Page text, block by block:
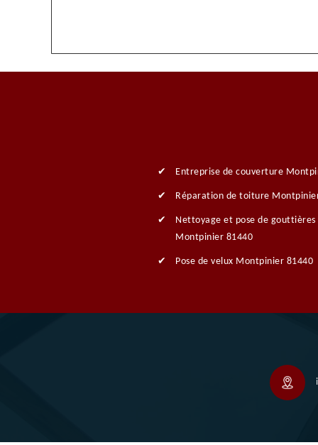
Entreprise de couverture
Réparation de toiture
Nettoyage et pose de gouttières
Montpinier 81440
Pose de velux Montpinier 81440